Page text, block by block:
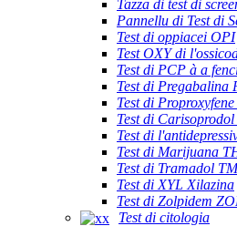
Tazza di test di
Pannellu di Test di
Test di oppiacei OPI
Test OXY di
Test di PCP à a
Test di Pregabalina
Test di
Test di
Test di
Test di Marijuana
Test di Tramadol
Test di XYL Xilazina
Test di Zolpidem
Test di citologia